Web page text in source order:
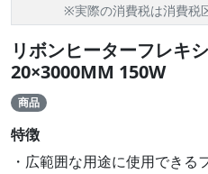
※実際の消費税は消費税
リボンヒーターフレキ
20×3000MM 150W
商品
特徴
・広範囲な用途に使用でき